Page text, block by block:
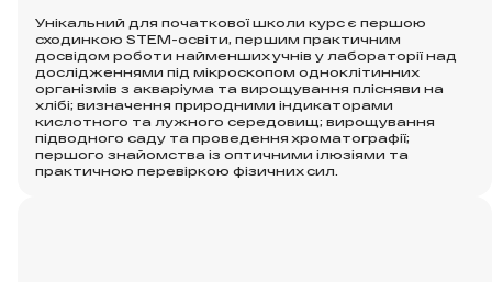
Унікальний для початкової школи курс є першою
сходинкою STEM-освіти, першим практичним
досвідом роботи найменших учнів у лабораторії над
дослідженнями під мікроскопом одноклітинних
організмів з акваріума та вирощування плісняви на
хлібі; визначення природними індикаторами
кислотного та лужного середовищ; вирощування
підводного саду та проведення хроматографії;
першого знайомства із оптичними ілюзіями та
практичною перевіркою фізичних сил.